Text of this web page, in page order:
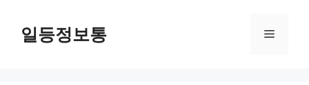
일등정보통 Menu